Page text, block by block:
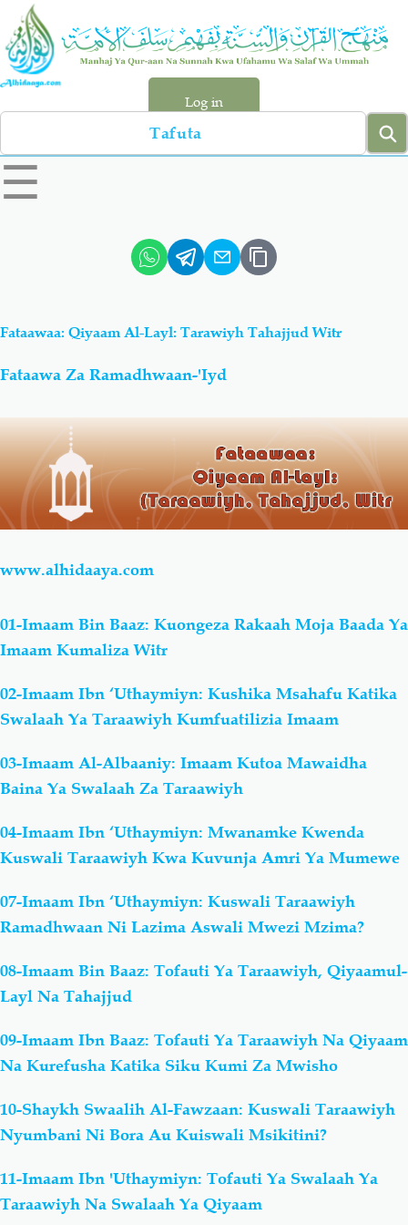
Skip
main
content
Log in
Search
left
sidebar
☰
Hadiyth
Aqiydah Manhaj
Salaf Wa Ummah Firaq-Makundi
Fiqh-Ibaadah Duaa-Adhkaar
Fataawa Za Ulamaa
Akhlaaq-Aadaab Raqaaiq
Chemsha Bongo Vitabu
Mapishi
Fataawaa: Qiyaam Al-Layl: Tarawiyh Tahajjud Witr
Fataawa Za Ramadhwaan-'Iyd
www.alhidaaya.com
01-Imaam Bin Baaz: Kuongeza Rakaah Moja Baada Ya
Imaam Kumaliza Witr
02-Imaam Ibn ‘Uthaymiyn: Kushika Msahafu Katika
Swalaah Ya Taraawiyh Kumfuatilizia Imaam
03-Imaam Al-Albaaniy: Imaam Kutoa Mawaidha
Baina Ya Swalaah Za Taraawiyh
04-Imaam Ibn ‘Uthaymiyn: Mwanamke Kwenda
Kuswali Taraawiyh Kwa Kuvunja Amri Ya Mumewe
07-Imaam Ibn ‘Uthaymiyn: Kuswali Taraawiyh
Ramadhwaan Ni Lazima Aswali Mwezi Mzima?
08-Imaam Bin Baaz: Tofauti Ya Taraawiyh, Qiyaamul-
Layl Na Tahajjud
09-Imaam Ibn Baaz: Tofauti Ya Taraawiyh Na Qiyaam
Na Kurefusha Katika Siku Kumi Za Mwisho
10-Shaykh Swaalih Al-Fawzaan: Kuswali Taraawiyh
Nyumbani Ni Bora Au Kuiswali Msikitini?
11-Imaam Ibn 'Uthaymiyn: Tofauti Ya Swalaah Ya
Taraawiyh Na Swalaah Ya Qiyaam